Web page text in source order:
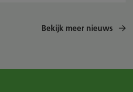
Bekijk meer nieuws